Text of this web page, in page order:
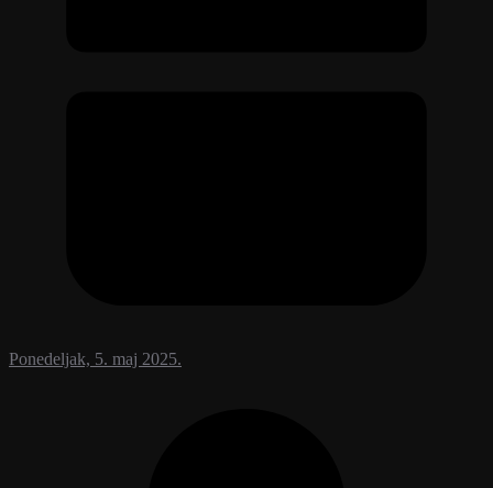
Ponedeljak, 5. maj 2025.